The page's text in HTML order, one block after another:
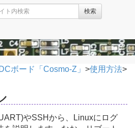
検索
ボード「Cosmo-Z」 >使用方法>
やSSHから、Linuxにログ